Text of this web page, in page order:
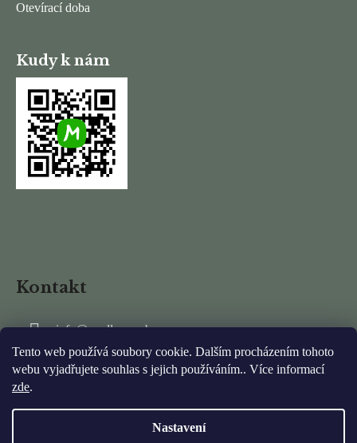
Tento web používá soubory cookie. Dalším procházením tohoto
webu vyjadřujete souhlas s jejich používáním.. Více informací
zde.
Nastavení
Otevírací doba
Kudy k nám
Kontakt
info@mydlarnarubens.cz
+420 737 337 011